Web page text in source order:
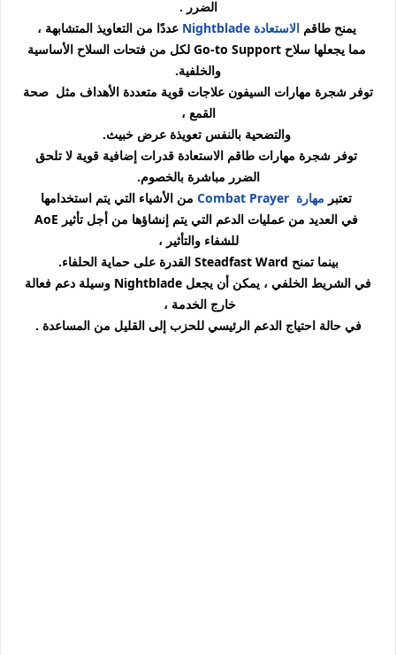
الضرر .
يمنح طاقمالاستعادة Nightblade
عددًا من التعاويذ المتشابهة ،
مما يجعلها سلاح Go-to Support لكل من فتحات السلاح الأساسية
والخلفية.
توفر شجرة مهارات السيفون علاجات قوية متعددة الأهداف مثل صحة
القمع ،
والتضحية بالنفس تعويذة عرض خبيث.
توفر شجرة مهارات طاقم الاستعادة قدرات إضافية قوية لا تلحق
الضرر مباشرة بالخصوم.
تعتبر مهارة Combat Prayer
من الأشياء التي يتم استخدامها
في العديد من عمليات الدعم التي يتم إنشاؤها من أجل تأثير AoE
للشفاء والتأثير ،
بينما تمنح Steadfast Ward القدرة على حماية الحلفاء.
في الشريط الخلفي ، يمكن أن يجعل Nightblade وسيلة دعم فعالة
خارج الخدمة ،
في حالة احتياج الدعم الرئيسي للحزب إلى القليل من المساعدة .